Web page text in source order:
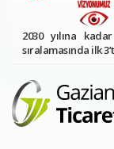
2030 yılına
sıralamasında ilk